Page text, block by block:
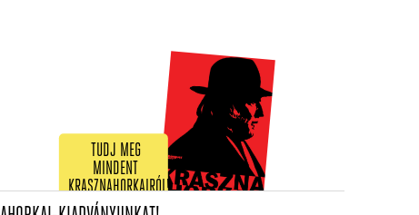
TUDJ MEG
MINDENT
KRASZNAHORKAIRÓL!